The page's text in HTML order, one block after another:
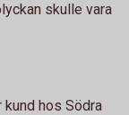
skulle vara
kund hos Södra